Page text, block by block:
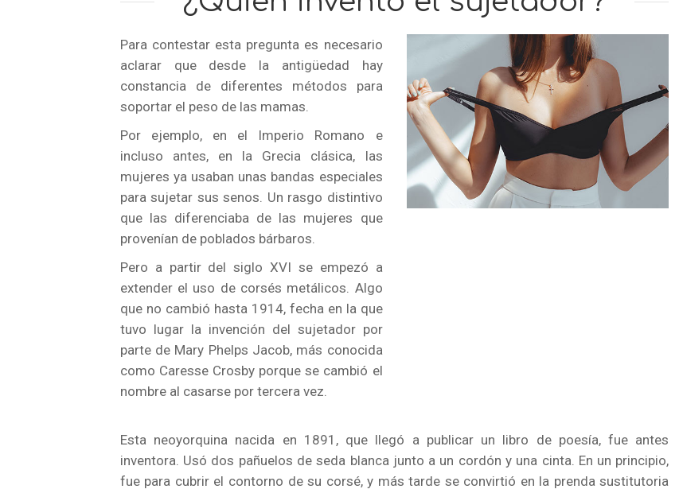
Para contestar esta pregunta es necesario
aclarar que desde la antigüedad hay
constancia de diferentes métodos para
soportar el peso de las mamas.
Por ejemplo, en el Imperio Romano e
incluso antes, en la Grecia clásica, las
mujeres ya usaban unas bandas especiales
para sujetar sus senos. Un rasgo distintivo
que las diferenciaba de las mujeres que
provenían de poblados bárbaros.
Pero a partir del siglo XVI se empezó a
extender el uso de corsés metálicos. Algo
que no cambió hasta 1914, fecha en la que
tuvo lugar la invención del sujetador por
parte de Mary Phelps Jacob, más conocida
como Caresse Crosby porque se cambió el
nombre al casarse por tercera vez.
Esta neoyorquina nacida en 1891, que llegó a publicar un libro de poesía, fue antes
inventora. Usó dos pañuelos de seda blanca junto a un cordón y una cinta. En un principio,
fue para cubrir el contorno de su corsé, y más tarde se convirtió en la prenda sustitutoria